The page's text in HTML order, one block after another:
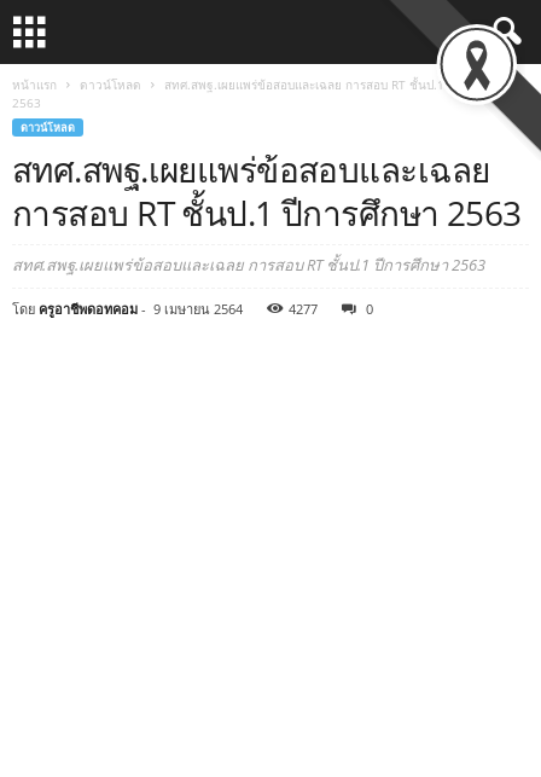
หน้าแรก ดาวน์โหลด
สทศ.สพฐ.เผยแพร่ข้อสอบและเฉลย การสอบ RT ชั้นป.1 ปีการศึกษา
2563
ดาวน์โหลด
สทศ.สพฐ.เผยแพร่ข้อสอบและเฉลย
การสอบ RT ชั้นป.1 ปีการศึกษา 2563
สทศ.สพฐ.เผยแพร่ข้อสอบและเฉลย การสอบ RT ชั้นป.1 ปีการศึกษา 2563
โดย ครูอาชีพดอทคอม - 9 เมษายน 2564 4277 0